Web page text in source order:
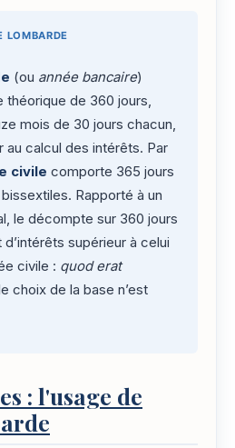
LOMBARDE
(ou année bancaire)
théorique de 360 jours,
mois de 30 jours chacun,
au calcul des intérêts. Par
civile comporte 365 jours
Rapporté à un
le décompte sur 360 jours
supérieur à celui
civile : quod erat
choix de la base n’est
: l'usage de